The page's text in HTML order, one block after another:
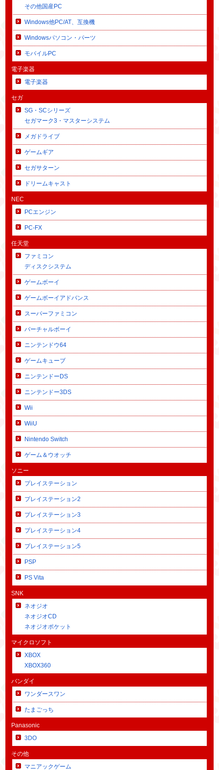
その他国産PC
Windows他PC/AT、互換機
Windowsパソコン・パーツ
モバイルPC
電子楽器
電子楽器
セガ
SG・SCシリーズ
セガマーク3・マスターシステム
メガドライブ
ゲームギア
セガサターン
ドリームキャスト
NEC
PCエンジン
PC-FX
任天堂
ファミコン
ディスクシステム
ゲームボーイ
ゲームボーイアドバンス
スーパーファミコン
バーチャルボーイ
ニンテンドウ64
ゲームキューブ
ニンテンドーDS
ニンテンドー3DS
Wii
WiiU
Nintendo Switch
ゲーム＆ウオッチ
ソニー
プレイステーション
プレイステーション2
プレイステーション3
プレイステーション4
プレイステーション5
PSP
PS Vita
SNK
ネオジオ
ネオジオCD
ネオジオポケット
マイクロソフト
XBOX
XBOX360
バンダイ
ワンダースワン
たまごっち
Panasonic
3DO
その他
マニアックゲーム